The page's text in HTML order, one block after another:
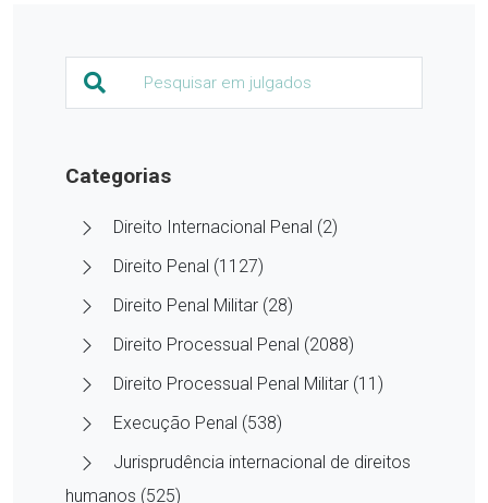
Categorias
Direito Internacional Penal (2)
Direito Penal (1127)
Direito Penal Militar (28)
Direito Processual Penal (2088)
Direito Processual Penal Militar (11)
Execução Penal (538)
Jurisprudência internacional de direitos
humanos (525)